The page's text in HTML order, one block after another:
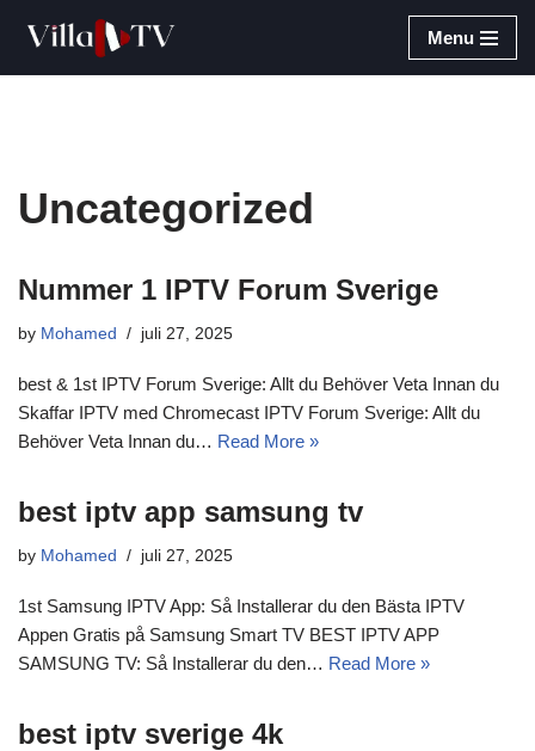
Menu
Uncategorized
Nummer 1 IPTV Forum Sverige
by Mohamed juli 27, 2025
best & 1st IPTV Forum Sverige: Allt du Behöver Veta Innan du
Skaffar IPTV med Chromecast IPTV Forum Sverige: Allt du
Behöver Veta Innan du… Read More »
best iptv app samsung tv
by Mohamed juli 27, 2025
1st Samsung IPTV App: Så Installerar du den Bästa IPTV
Appen Gratis på Samsung Smart TV BEST IPTV APP
SAMSUNG TV: Så Installerar du den… Read More »
best iptv sverige 4k